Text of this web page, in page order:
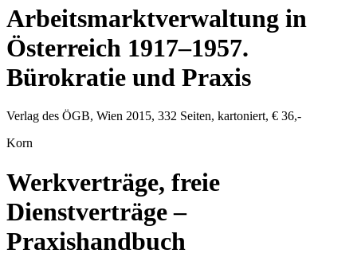
Arbeitsmarktverwaltung in
Österreich 1917–1957.
Bürokratie und Praxis
Verlag des ÖGB, Wien 2015, 332 Seiten, kartoniert, € 36,-
Korn
Werkverträge, freie
Dienstverträge –
Praxishandbuch